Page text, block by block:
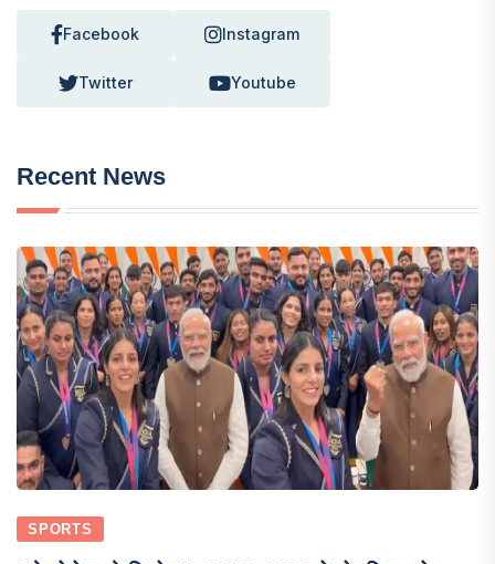
Facebook Instagram
Twitter Youtube
Recent News
SPORTS